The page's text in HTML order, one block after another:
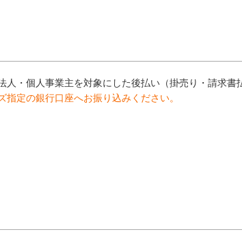
人・個人事業主を対象にした後払い（掛売り・請求書
定の銀行口座へお振り込みください。